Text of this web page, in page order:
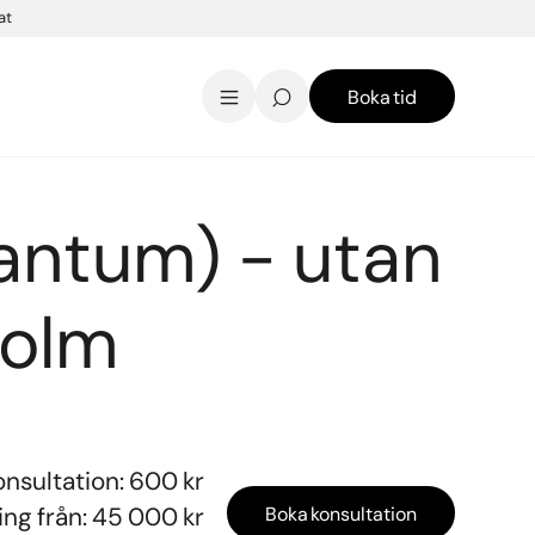
KontaktEnglish
Boka tid
- utan
600 kr
från: 45 000 kr
Boka konsultation